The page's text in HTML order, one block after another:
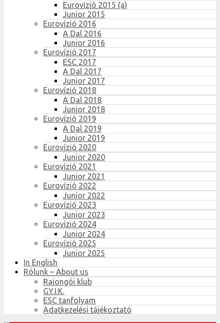
Eurovízió 2015 (a)
Junior 2015
Eurovízió 2016
A Dal 2016
Junior 2016
Eurovízió 2017
ESC 2017
A Dal 2017
Junior 2017
Eurovízió 2018
A Dal 2018
Junior 2018
Eurovízió 2019
A Dal 2019
Junior 2019
Eurovízió 2020
Junior 2020
Eurovízió 2021
Junior 2021
Eurovízió 2022
Junior 2022
Eurovízió 2023
Junior 2023
Eurovízió 2024
Junior 2024
Eurovízió 2025
Junior 2025
In English
Rólunk – About us
Rajongói klub
GY.I.K.
ESC tanfolyam
Adatkezelési tájékoztató